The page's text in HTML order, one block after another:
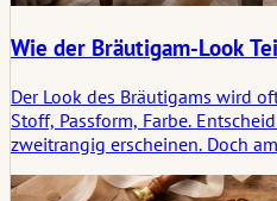
Wie der Bräutigam-Look
Der Look des Bräutigams wird
Stoff, Passform, Farbe.
zweitrangig erscheinen. Doch